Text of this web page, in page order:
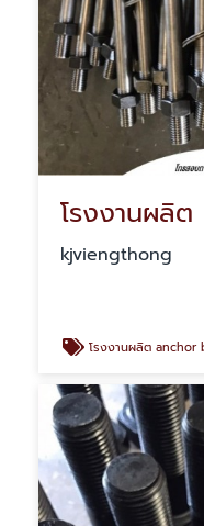
โรงงานผลิ
kjviengthong
โรงงานผลิต anchor